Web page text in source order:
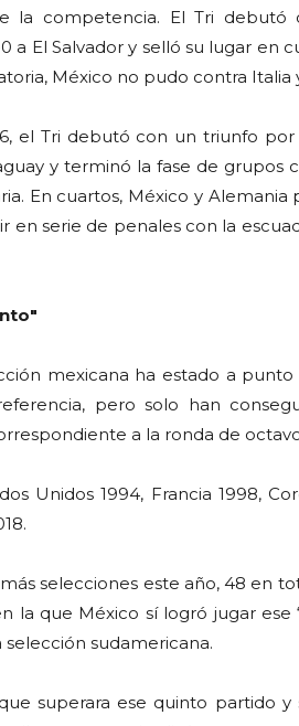
la competencia. El Tri
a El Salvador y selló su lugar en
México no pudo contra Italia
el Tri debutó con un triunfo por
y terminó la fase de grupos
En cuartos, México y
serie de penales con la
mexicana ha estado a
pero solo han
a la ronda de
Unidos 1994, Francia 1998,
selecciones este año, 48 en
la que México sí logró jugar ese
sudamericana.
superara ese quinto partido